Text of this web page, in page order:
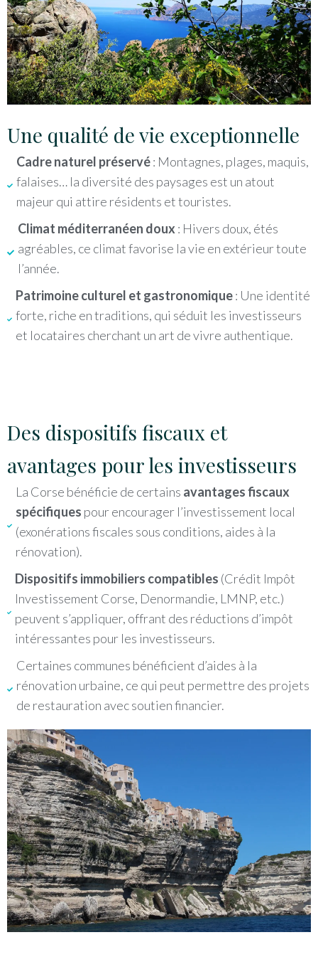
Une qualité de vie exceptionnelle
Cadre naturel préservé: Montagnes, plages, maquis,
falaises… la diversité des paysages est un atout
majeur qui attire résidents et touristes.
Climat méditerranéen doux : Hivers doux, étés
agréables, ce climat favorise la vie en extérieur toute
l’année.
Patrimoine culturel et gastronomique: Une identité
forte, riche en traditions, qui séduit les investisseurs
et locataires cherchant un art de vivre authentique.
Des dispositifs fiscaux et
avantages pour les investisseurs
La Corse bénéficie de certains avantages fiscaux
spécifiques pour encourager l’investissement local
(exonérations fiscales sous conditions, aides à la
rénovation).
Dispositifs immobiliers compatibles (Crédit Impôt
Investissement Corse, Denormandie, LMNP, etc.)
peuvent s’appliquer, offrant des réductions d’impôt
intéressantes pour les investisseurs.
Certaines communes bénéficient d’aides à la
rénovation urbaine, ce qui peut permettre des projets
de restauration avec soutien financier.